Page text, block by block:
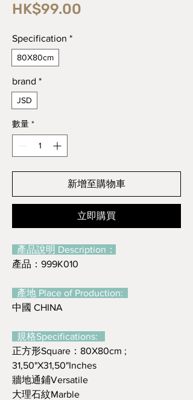
HK$99.00
Specification *
80X80cm
brand *
JSD
數量 *
新增至購物車
立即購買
產品說明 Description：
產品：999K010
產地 Place of Production:
中國 CHINA
規格Specifications:
正方形Square：80X80cm ;
31,50"X31,50"Inches
牆地通鋪Versatile
大理石紋Marble